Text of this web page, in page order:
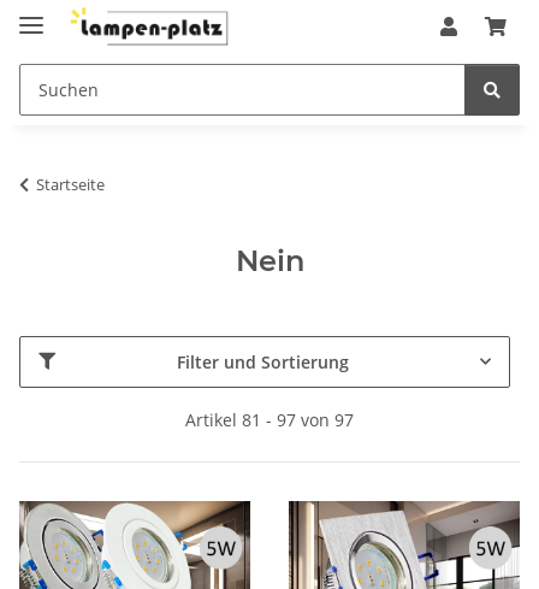
Startseite
Nein
Filter und Sortierung
Artikel 81 - 97 von 97